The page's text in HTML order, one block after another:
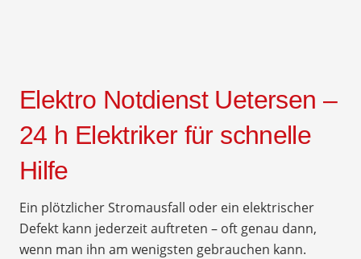
Elektro Notdienst Uetersen –
24 h Elektriker für schnelle
Hilfe
Ein plötzlicher Stromausfall oder ein elektrischer
Defekt kann jederzeit auftreten – oft genau dann,
wenn man ihn am wenigsten gebrauchen kann.